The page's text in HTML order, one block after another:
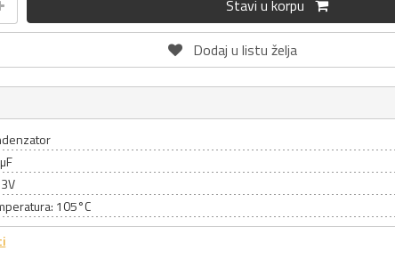
Stavi u korpu
Dodaj u listu želja
105°C